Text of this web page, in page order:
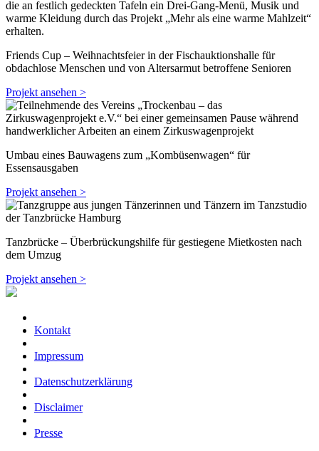
Friends Cup – Weihnachtsfeier in der Fischauktionshalle für
obdachlose Menschen und von Altersarmut betroffene Senioren
Projekt ansehen >
Umbau eines Bauwagens zum „Kombüsenwagen“ für
Essensausgaben
Projekt ansehen >
Tanzbrücke – Überbrückungshilfe für gestiegene Mietkosten nach
dem Umzug
Projekt ansehen >
Kontakt
Impressum
Datenschutzerklärung
Disclaimer
Presse